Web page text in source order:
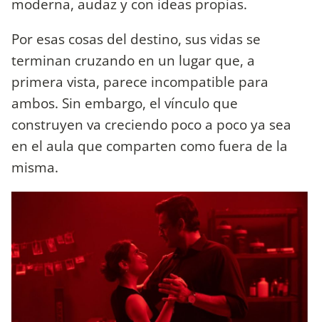
Por esas cosas del destino, sus vidas se
terminan cruzando en un lugar que, a
primera vista, parece incompatible para
ambos. Sin embargo, el vínculo que
construyen va creciendo poco a poco ya sea
en el aula que comparten como fuera de la
misma.